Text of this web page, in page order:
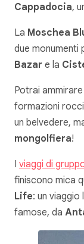
Cappadocia,
La Moschea
due monumenti
Bazar e la
Potrai ammirare
formazioni
un belvedere,
mongolfiera!
I viaggi di
finiscono mica
Life: un
famose, da